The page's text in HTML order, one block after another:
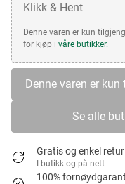
Klikk & Hent
Denne varen er kun
for kjøp i våre butikker.
Denne varen er
Se alle
Gratis og enkel retur
I butikk og på nett
100%